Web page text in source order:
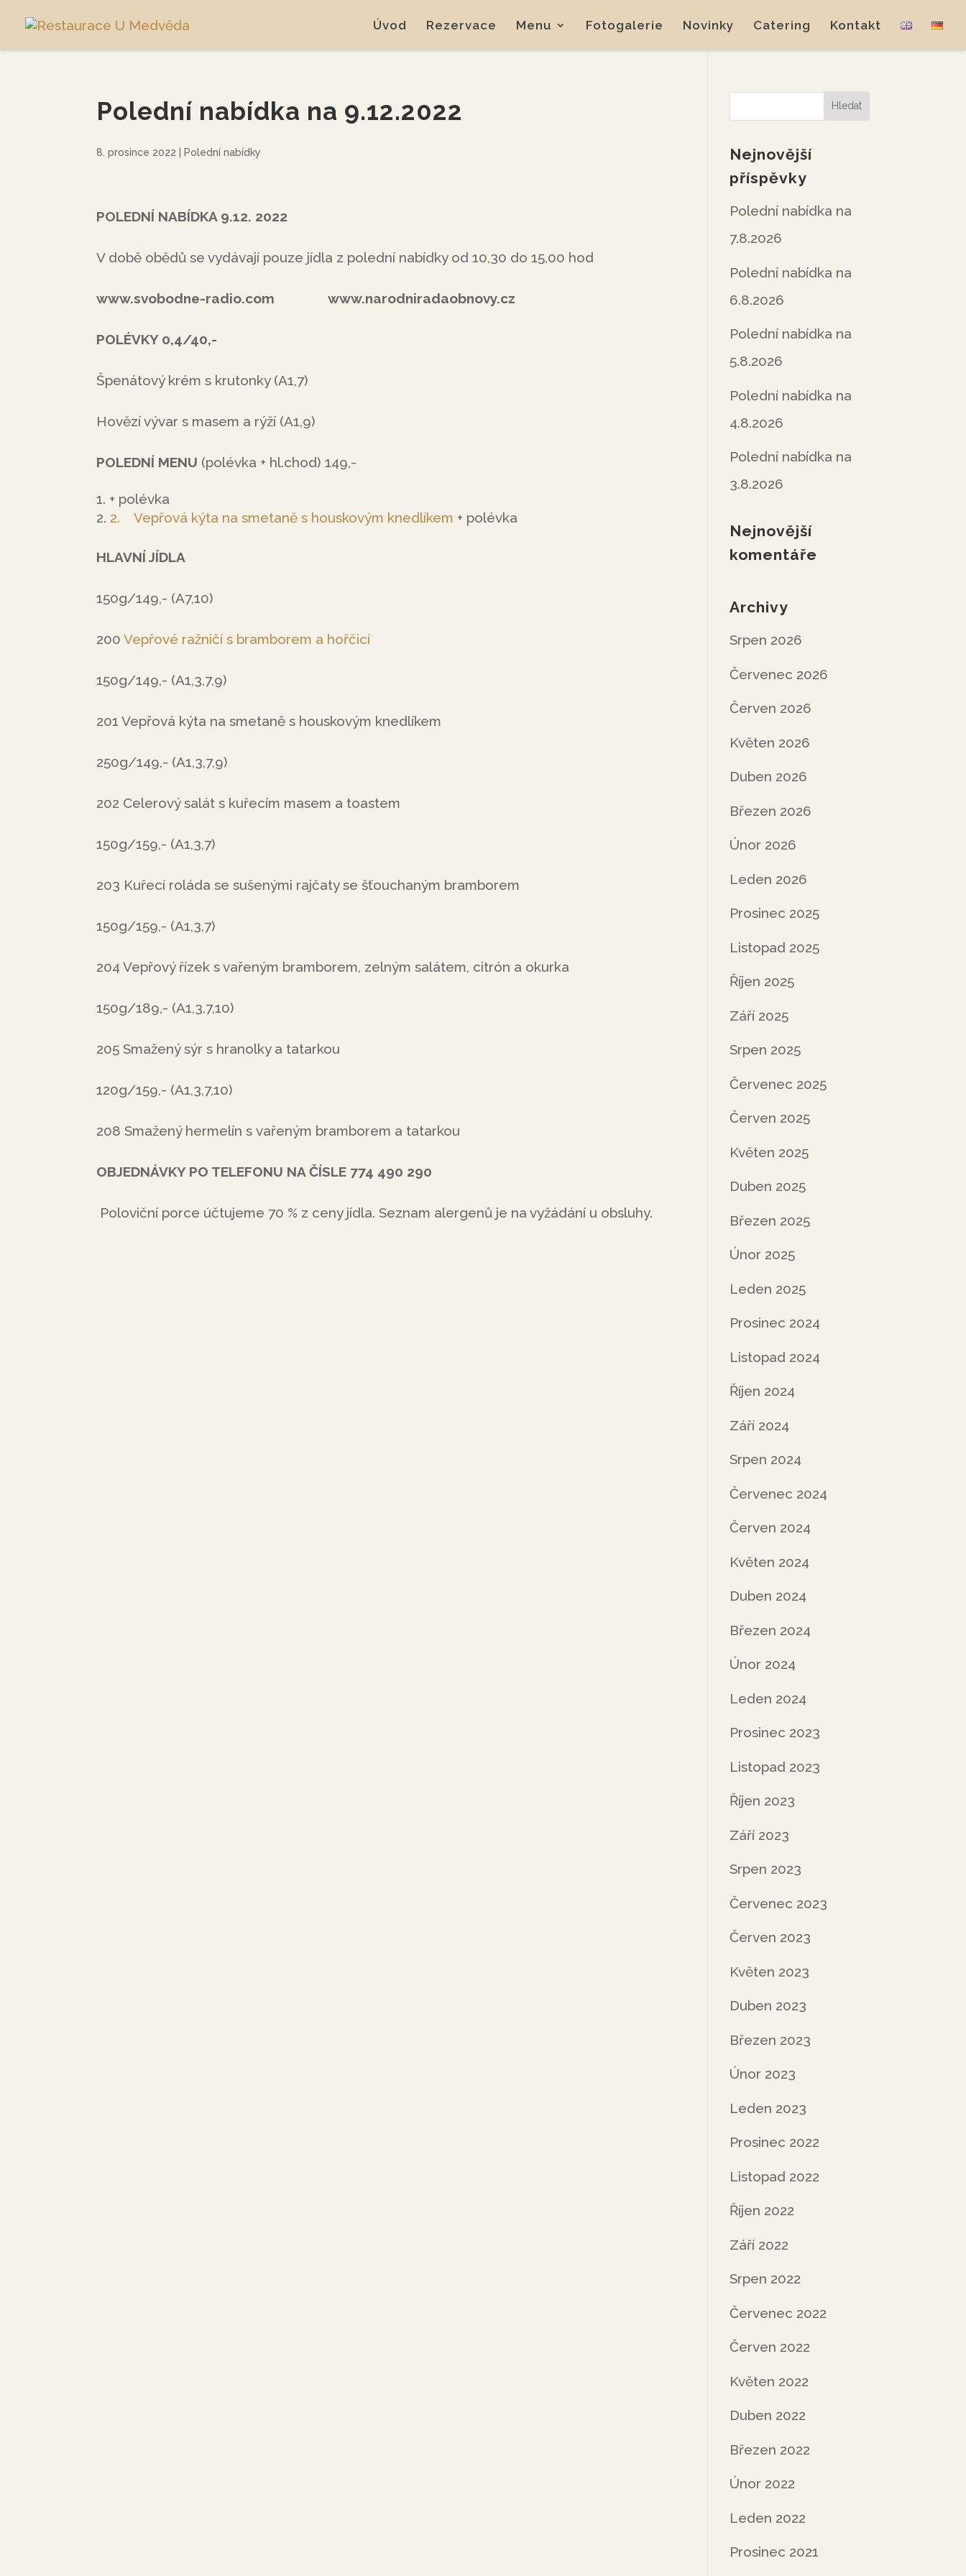
Úvod Rezervace Menu Fotogalerie Novinky Catering Kontakt
Polední nabídka na 9.12.2022
8. prosince 2022 Polední nabídky
POLEDNÍ NABÍDKA 9.12. 2022
V době obědů se vydávají pouze jídla z polední nabídky od 10,30 do 15,00 hod
www.svobodne-radio.com www.narodniradaobnovy.cz
POLÉVKY 0,4/40,-
Špenátový krém s krutonky (A1,7)
Hovězí vývar s masem a rýží (A1,9)
POLEDNÍ MENU (polévka + hl.chod) 149,-
+ polévka
2. Vepřová kýta na smetaně s houskovým knedlíkem + polévka
HLAVNÍ JÍDLA
150g/149,- (A7,10)
200 Vepřové ražničí s bramborem a hořčicí
150g/149,- (A1,3,7,9)
201 Vepřová kýta na smetaně s houskovým knedlíkem
250g/149,- (A1,3,7,9)
202 Celerový salát s kuřecím masem a toastem
150g/159,- (A1,3,7)
203 Kuřecí roláda se sušenými rajčaty se šťouchaným bramborem
150g/159,- (A1,3,7)
204 Vepřový řízek s vařeným bramborem, zelným salátem, citrón a okurka
150g/189,- (A1,3,7,10)
205 Smažený sýr s hranolky a tatarkou
120g/159,- (A1,3,7,10)
208 Smažený hermelín s vařeným bramborem a tatarkou
OBJEDNÁVKY PO TELEFONU NA ČÍSLE 774 490 290
Poloviční porce účtujeme 70 % z ceny jídla. Seznam alergenů je na vyžádání u obsluhy.
Nejnovější
příspěvky
Polední nabídka na
7.8.2026
Polední nabídka na
6.8.2026
Polední nabídka na
5.8.2026
Polední nabídka na
4.8.2026
Polední nabídka na
3.8.2026
Nejnovější
komentáře
Archivy
Srpen 2026
Červenec 2026
Červen 2026
Květen 2026
Duben 2026
Březen 2026
Únor 2026
Leden 2026
Prosinec 2025
Listopad 2025
Říjen 2025
Září 2025
Srpen 2025
Červenec 2025
Červen 2025
Květen 2025
Duben 2025
Březen 2025
Únor 2025
Leden 2025
Prosinec 2024
Listopad 2024
Říjen 2024
Září 2024
Srpen 2024
Červenec 2024
Červen 2024
Květen 2024
Duben 2024
Březen 2024
Únor 2024
Leden 2024
Prosinec 2023
Listopad 2023
Říjen 2023
Září 2023
Srpen 2023
Červenec 2023
Červen 2023
Květen 2023
Duben 2023
Březen 2023
Únor 2023
Leden 2023
Prosinec 2022
Listopad 2022
Říjen 2022
Září 2022
Srpen 2022
Červenec 2022
Červen 2022
Květen 2022
Duben 2022
Březen 2022
Únor 2022
Leden 2022
Prosinec 2021